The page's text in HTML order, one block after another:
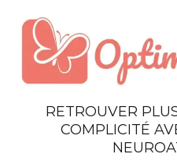
RETROUVER
COMPLICITÉ